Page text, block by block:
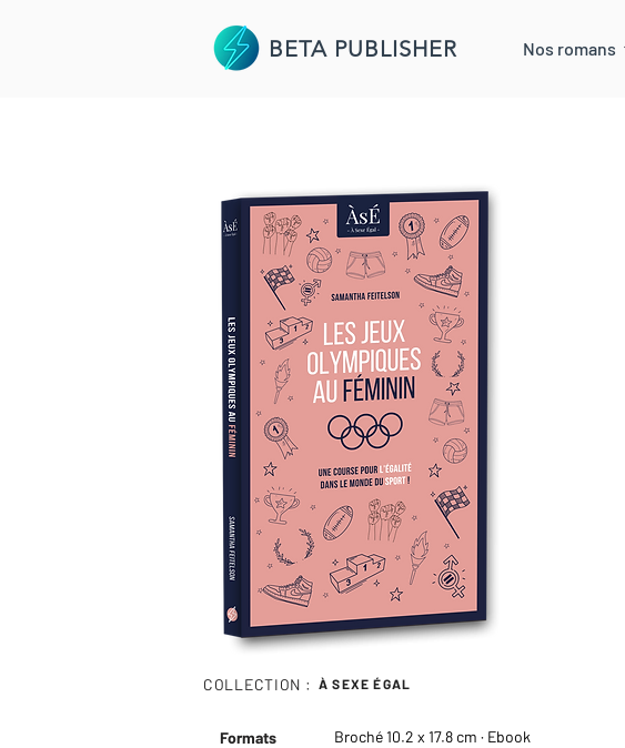
BETA PUBLISHER Nos romans
COLLECTION : À SEXE ÉGAL
Formats
Broché 10.2 x 17.8 cm · Ebook